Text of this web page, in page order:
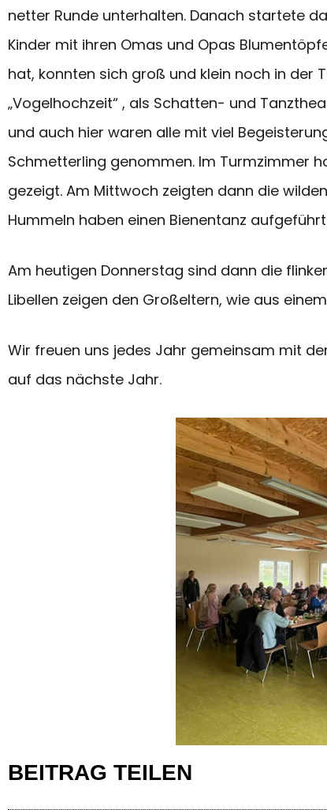
netter Runde unterhalten. Danach startete
Kinder mit ihren Omas und Opas
hat, konnten sich groß und klein noch in der
„Vogelhochzeit“ , als Schatten- und
und auch hier waren alle mit viel
Schmetterling genommen. Im Turmzimmer
gezeigt. Am Mittwoch zeigten dann die
Hummeln haben einen Bienentanz
Am heutigen Donnerstag sind dann die
Libellen zeigen den Großeltern, wie aus
Wir freuen uns jedes Jahr gemeinsam mit
auf das nächste Jahr.
BEITRAG TEILEN